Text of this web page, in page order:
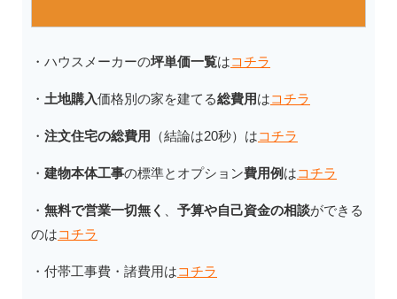
・ハウスメーカーの坪単価一覧はコチラ
・ 土地購入価格別の家を建てる総費用はコチラ
・ 注文住宅の総費用 （結論は20秒）はコチラ
・ 建物本体工事の標準とオプション費用例 はコチラ
・ 無料で営業一切無く 予算や自己資金の相談ができる
のはコチラ
・付帯工事費・諸費用はコチラ